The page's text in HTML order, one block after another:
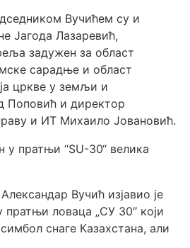
Вучићем су и
Јагода Лазаревић,
задужен за област
сарадње и област
цркве у земљи и
Поповић и директор
и ИТ Михаило Јовановић.
у пратњи “SU-30“ велика
Вучић изјавио је
ловаца „СУ 30″ који
снаге Казахстана, али